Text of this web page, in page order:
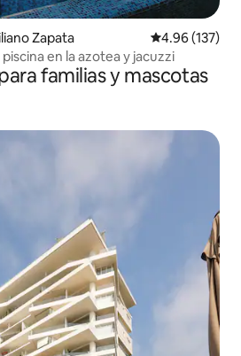
Zapata Calificación
4.96 (137)
en la azotea y jacuzzi
familias y mascotas